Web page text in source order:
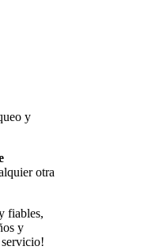
y
otra
fiables,
y
servicio!